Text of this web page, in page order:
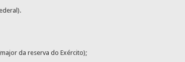
da reserva do Exército);